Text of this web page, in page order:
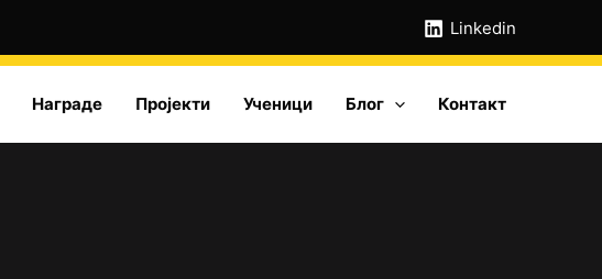
Linkedin
Награде Пројекти Ученици Блог Контакт
и
в